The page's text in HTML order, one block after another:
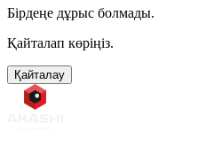
Бірдеңе дұрыс болмады.
Қайталап көріңіз.
Қайталау